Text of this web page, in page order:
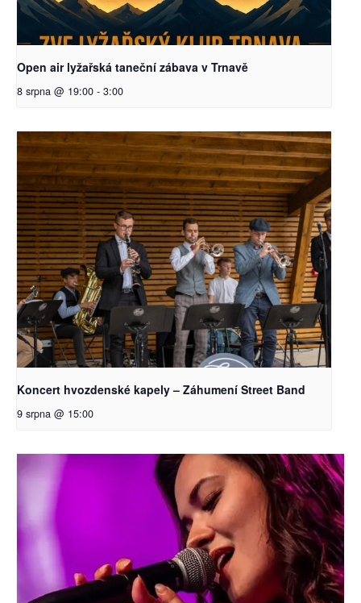
Open air lyžařská taneční zábava v Trnavě
8 srpna @ 19:00 - 3:00
Koncert hvozdenské kapely – Záhumení Street Band
9 srpna @ 15:00